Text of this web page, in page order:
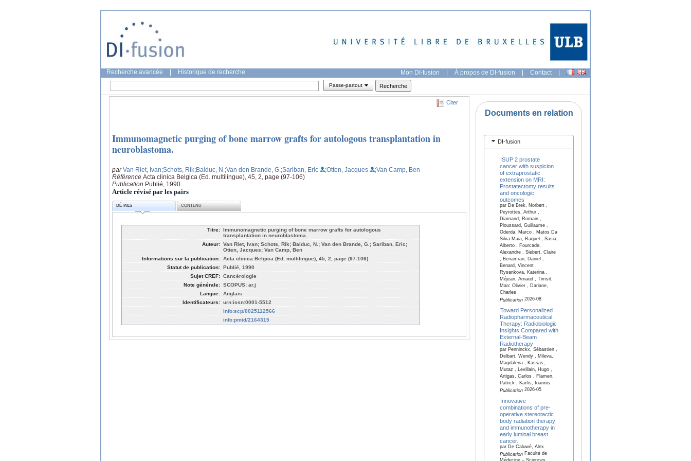
Recherche avancée Historique de recherche Mon DI-fusion | À propos de DI-fusion | Contact |
Passe-partout
Citer
Immunomagnetic purging of bone marrow grafts for autologous transplantation in
neuroblastoma.
parVan Riet, Ivan;Schots, Rik;Balduc, N. ;Van den Brande, G. ;Sariban, Eric ;Otten, Jacques
;Van Camp, Ben
Référence Acta clinica Belgica (Ed. multilingue), 45, 2, page (97-106)
Publication Publié, 1990
Article révisé par les pairs
DÉTAILS CONTENU
Titre: Immunomagnetic purging of bone marrow grafts for autologous
transplantation in neuroblastoma.
Auteur: Van Riet, Ivan; Schots, Rik; Balduc, N.; Van den Brande, G.; Sariban, Eric;
Otten, Jacques; Van Camp, Ben
Informations sur la publication: Acta clinica Belgica (Ed. multilingue), 45, 2, page (97-106)
Statut de publication: Publié, 1990
Sujet CREF: Cancérologie
Note générale: SCOPUS: ar.j
Langue: Anglais
Identificateurs: urn:issn:0001-5512
info:scp/0025112566
info:pmid/2164315
Documents en relation
DI-fusion
ISUP 2 prostate
cancer with suspicion
of extraprostatic
extension on MRI:
Prostatectomy results
and oncologic
outcomes
par De Brek, Norbert ,
Peyrottes, Arthur ,
Diamand, Romain ,
Ploussard, Guillaume ,
Oderda, Marco , Matos Da
Silva Maia, Raquel , Sasia,
Alberto , Fourcade,
Alexandre , Siebert, Claire
, Benamran, Daniel ,
Benard, Vincent ,
Rysankova, Katerina ,
Méjean, Arnaud , Timsit,
Marc Olivier , Dariane,
Charles
Publication2026-08
Toward Personalized
Radiopharmaceutical
Therapy: Radiobiologic
Insights Compared with
External-Beam
Radiotherapy
par Penninckx, Sébastien ,
Delbart, Wendy , Mileva,
Magdalena , Kassas,
Mutaz , Levillain, Hugo ,
Artigas, Carlos , Flamen,
Patrick , Karfis, Ioannis
Publication2026-05
Innovative
combinations of pre-
operative stereotactic
body radiation therapy
and immunotherapy in
early luminal breast
cancer.
par De Caluwé, Alex
PublicationFaculté de